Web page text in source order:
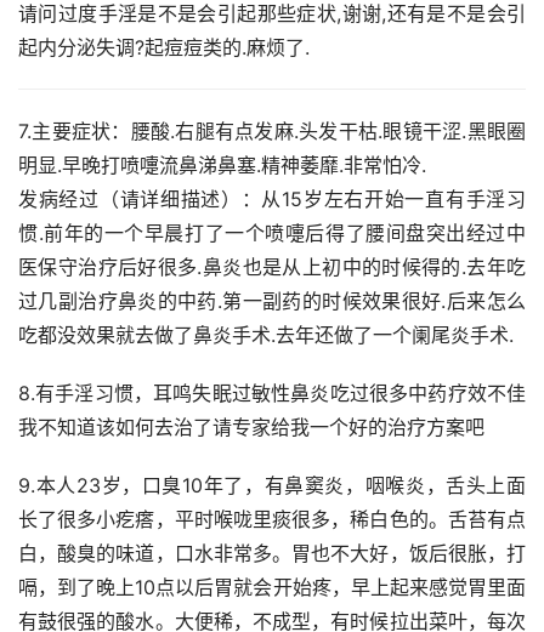
请问过度手淫是不是会引起那些症状,谢谢,还有是不是会引
起内分泌失调?起痘痘类的.麻烦了.
7.主要症状：腰酸.右腿有点发麻.头发干枯.眼镜干涩.黑眼圈
明显.早晚打喷嚏流鼻涕鼻塞.精神萎靡.非常怕冷.
发病经过（请详细描述）：从15岁左右开始一直有手淫习
惯.前年的一个早晨打了一个喷嚏后得了腰间盘突出经过中
医保守治疗后好很多.鼻炎也是从上初中的时候得的.去年吃
过几副治疗鼻炎的中药.第一副药的时候效果很好.后来怎么
吃都没效果就去做了鼻炎手术.去年还做了一个阑尾炎手术.
8.有手淫习惯，耳鸣失眠过敏性鼻炎吃过很多中药疗效不佳
我不知道该如何去治了请专家给我一个好的治疗方案吧
9.本人23岁，口臭10年了，有鼻窦炎，咽喉炎，舌头上面
长了很多小疙瘩，平时喉咙里痰很多，稀白色的。舌苔有点
白，酸臭的味道，口水非常多。胃也不大好，饭后很胀，打
嗝，到了晚上10点以后胃就会开始疼，早上起来感觉胃里面
有鼓很强的酸水。大便稀，不成型，有时候拉出菜叶，每次